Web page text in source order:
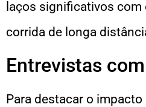
laços significativos
corrida de longa
Entrevistas
Para destacar o